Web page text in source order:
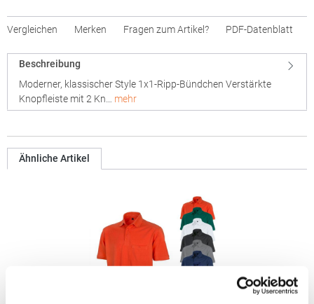
Vergleichen Merken Fragen zum Artikel? PDF-Datenblatt
Beschreibung
Moderner, klassischer Style 1x1-Ripp-Bündchen Verstärkte
Knopfleiste mit 2 Kn… mehr
Ähnliche Artikel